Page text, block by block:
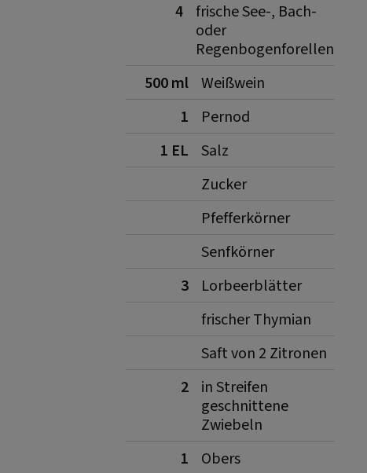
4 frische See-, Bach-
oder
Regenbogenforellen
500 ml Weißwein
1
Pernod
1 EL
Salz
Zucker
Pfefferkörner
Senfkörner
3
Lorbeerblätter
frischer Thymian
Saft von 2 Zitronen
2
in Streifen
geschnittene
Zwiebeln
1
Obers